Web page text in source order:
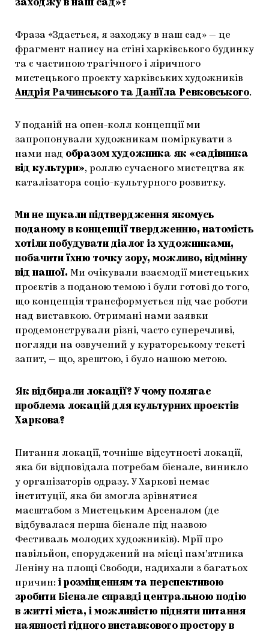
заходжу в наш сад»?
Фраза «Здається, я заходжу в наш сад» — це
фрагмент напису на стіні харківського будинку
та є частиною трагічного і ліричного
мистецького проєкту харківських художників
Андрія Рачинського та Даніїла Ревковського.
У поданій на опен-колл концепції ми
запропонували художникам поміркувати з
нами над образом художника як «садівника
від культури», роллю сучасного мистецтва як
каталізатора соціо-культурного розвитку.
Ми не шукали підтвердження якомусь
поданому в концепції твердженню, натомість
хотіли побудувати діалог із художниками,
побачити їхню точку зору, можливо, відмінну
від нашої. Ми очікували взаємодії мистецьких
проєктів з поданою темою і були готові до того,
що концепція трансформується під час роботи
над виставкою. Отримані нами заявки
продемонстрували різні, часто суперечливі,
погляди на озвучений у кураторському тексті
запит, — що, зрештою, і було нашою метою.
Як відбирали локації? У чому полягає
проблема локацій для культурних проєктів
Харкова?
Питання локації, точніше відсутності локації,
яка би відповідала потребам бієнале, виникло
у організаторів одразу. У Харкові немає
інституції, яка би змогла зрівнятися
масштабом з Мистецьким Арсеналом (де
відбувалася перша бієнале під назвою
Фестиваль молодих художників). Мрії про
павільйон, споруджений на місці пам’ятника
Леніну на площі Свободи, надихали з багатьох
причин: і розміщенням та перспективою
зробити Бієнале справді центральною подію
в житті міста, і можливістю підняти питання
наявності гідного виставкового простору в